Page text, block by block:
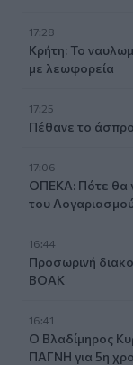
17:28
Κρήτη: Το
με λεωφορεία
17:25
Πέθανε το
17:06
ΟΠΕΚΑ: Πότε θα
του
16:44
Προσωρινή
ΒΟΑΚ
16:41
Ο Βλαδίμηρος
ΠΑΓΝΗ για 5η